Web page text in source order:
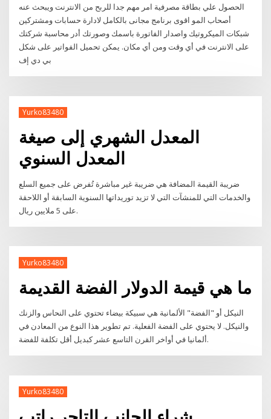
الحصول علي بطاقة مصرفية امر مهم جدا للربح من الانترنت ويبحث عنه
أصحاب المو اقوى برنامج مجانى بالكامل لادارة حسابات ومشتركين
شبكات الميكروتيك واصدار الفاتورة باسمك وصورتك أدر محاسبة شركتك
على الانترنت في أي وقت ومن أي مكان. يمكن تحميل الفواتير على شكل
بي دي إف
Yurko83480
المعدل الشهري إلى صيغة
المعدل السنوي
ضريبة القيمة المضافة هي ضريبة غير مباشرة تُفرض على جميع السلع
والخدمات التي للمنشآت التي لا تزيد توريداتها السنوية السابقة أو اللاحقة
على 5 ملايين ريال.​
Yurko83480
ما هي قيمة الدولار الفضة القديمة
النيكل أو "الفضة" الألمانية هي سبيكة بيضاء تحتوي على النحاس والزنك
والنيكل. لا يحتوي على الفضة الفعلية. تم تطوير هذا النوع من المعادن في
ألمانيا في أواخر القرن التاسع عشر كبديل أقل تكلفة للفضة.
Yurko83480